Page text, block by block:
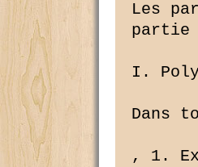
Les
I.
Dans
, 1.